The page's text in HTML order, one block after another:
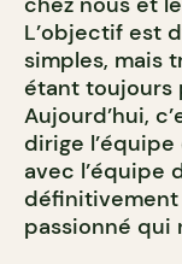
L’objectif est
simples, mais
étant toujours
Aujourd’hui,
dirige
avec l’équipe
définitivement
passionné qui